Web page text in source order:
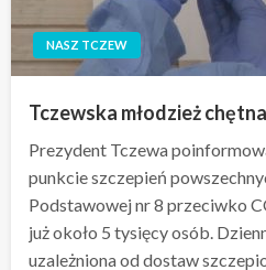
NASZ TCZEW
Tczewska młodzież
Prezydent Tczewa
punkcie szczepień
Podstawowej nr 8 przeciwko
już około 5 tysięcy osób.
uzależniona od dostaw